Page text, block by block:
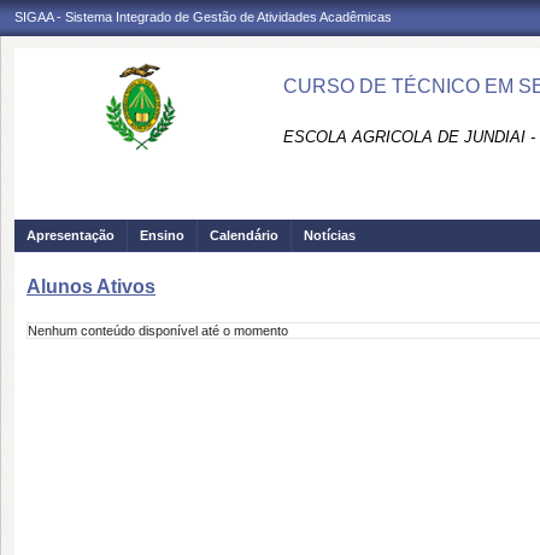
SIGAA - Sistema Integrado de Gestão de Atividades Acadêmicas
CURSO DE TÉCNICO EM
ESCOLA AGRICOLA DE JUNDIAI
Apresentação Ensino Calendário Notícias
Alunos Ativos
Nenhum conteúdo disponível até o momento